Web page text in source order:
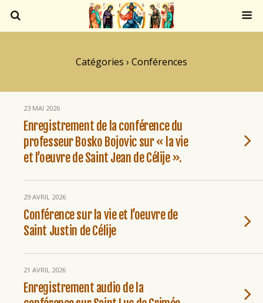
Catégories › Conférences
23 MAI 2026
Enregistrement de la conférence du
professeur Bosko Bojovic sur « la vie
et l’oeuvre de Saint Jean de Célije ».
29 AVRIL 2026
Conférence sur la vie et l’oeuvre de
Saint Justin de Célije
21 AVRIL 2026
Enregistrement audio de la